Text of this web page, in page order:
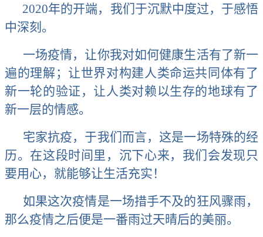
2020年的开端，我们于沉默中度过，于感悟
中深刻。
一场疫情，让你我对如何健康生活有了新一
遍的理解；让世界对构建人类命运共同体有了
新一轮的验证，让人类对赖以生存的地球有了
新一层的情感。
宅家抗疫，于我们而言，这是一场特殊的经
历。在这段时间里，沉下心来，我们会发现只
要用心，就能够让生活充实！
如果这次疫情是一场措手不及的狂风骤雨，
那么疫情之后便是一番雨过天晴后的美丽。